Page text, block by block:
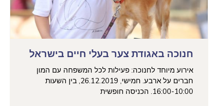
חנוכה באגודת צער בעלי חיים בישראל
אירוע מיוחד לחנוכה: פעילות לכל המשפחה עם המון
חברים על ארבע. חמישי, 26.12.2019, בין השעות
16:00-10:00. הכניסה חופשית